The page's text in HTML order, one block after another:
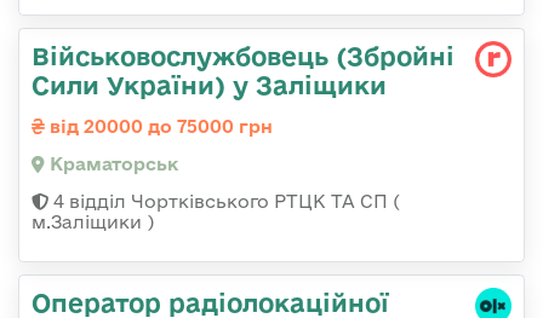
Військовослужбовець (Збройні
Сили України) у Заліщики
від 20000 до 75000 грн
Краматорськ
4 відділ Чортківського РТЦК ТА СП (
м.Заліщики )
Оператор радіолокаційної